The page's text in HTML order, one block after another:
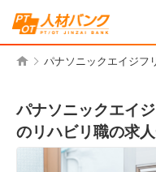
パナソニックエイジフ
パナソニックエイ
のリハビリ職の求